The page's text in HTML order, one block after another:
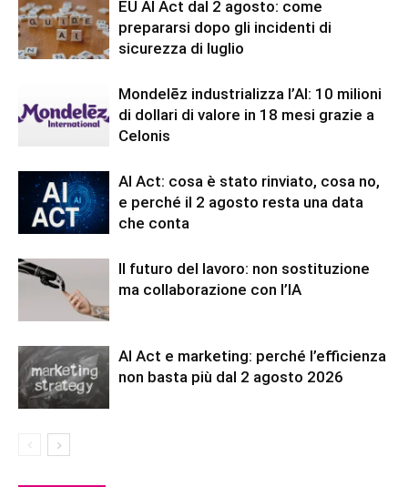
EU AI Act dal 2 agosto: come
prepararsi dopo gli incidenti di
sicurezza di luglio
Mondelēz industrializza l’AI: 10 milioni
di dollari di valore in 18 mesi grazie a
Celonis
AI Act: cosa è stato rinviato, cosa no,
e perché il 2 agosto resta una data
che conta
Il futuro del lavoro: non sostituzione
ma collaborazione con l’IA
AI Act e marketing: perché l’efficienza
non basta più dal 2 agosto 2026